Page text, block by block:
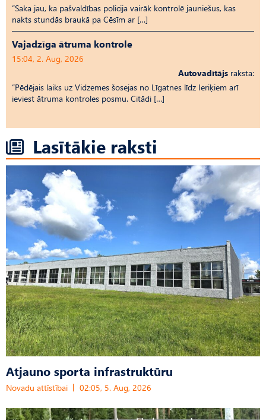
“Saka jau, ka pašvaldības policija vairāk kontrolē jauniešus, kas
nakts stundās braukā pa Cēsīm ar […]
Vajadzīga ātruma kontrole
15:04, 2. Aug, 2026
Autovadītājs raksta:
“Pēdējais laiks uz Vid­ze­mes šosejas no Līgatnes līdz Ieriķiem arī
ieviest ātruma kontroles posmu. Citādi […]
Lasītākie raksti
Atjauno sporta infrastruktūru
Novadu attīstībai 02:05, 5. Aug, 2026